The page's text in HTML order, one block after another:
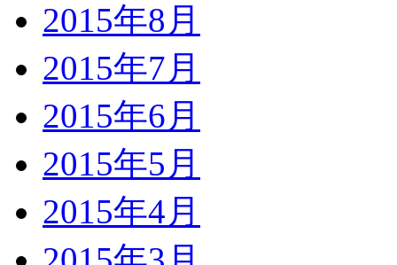
2015年8月
2015年7月
2015年6月
2015年5月
2015年4月